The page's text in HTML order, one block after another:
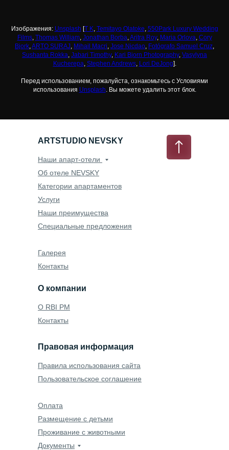
Изображения: Unsplash [T K, Temitayo Olatoke, 550Park Luxury Wedding
Films, Thomas William, Jonathan Borba,Aritra Roy, Maria Orlova, Cory
Bjork,ARTO SURAJ, Mihail Macri, Jose Nicdao, Fotógrafo Samuel Cruz,
Sushanta Rokka, Jabari Timothy, Kari Bjorn Photography, Vasylyna
Kucherepa, Stephen Andrews, Lori DeJong].
Перед использованием, пожалуйста, ознакомьтесь с Условиями
использования Unsplash. Вы можете удалить этот блок.
O RBI PM
Контакты
Правила использования сайта
Пользовательское соглашение
Оплата
Проживание с животными
Размещение с детьми
О компании
ARTSTUDIO NEVSKY
Правовая информация
Документы
Наши апарт-отели
Об отеле NEVSKY
Категории апартаментов
Наши преимущества
Специальные предложения
Галерея
Контакты
Услуги